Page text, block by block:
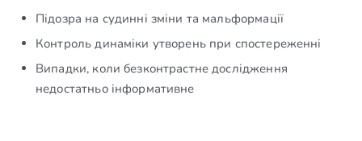
Підозра на судинні зміни та мальформації
Контроль динаміки утворень при спостереженні
Випадки, коли безконтрастне дослідження
недостатньо інформативне